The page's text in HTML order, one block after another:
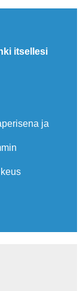
itsellesi
ja